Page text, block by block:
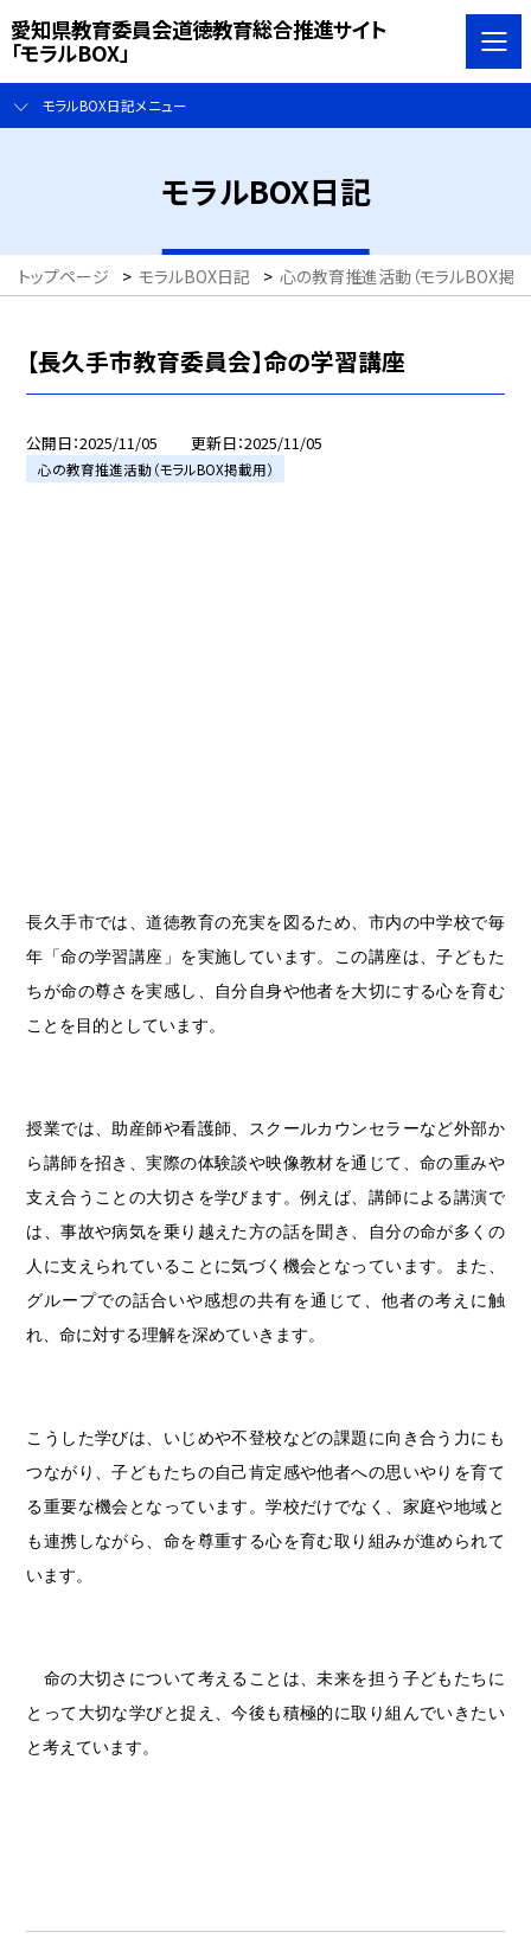
愛知県教育委員会道徳教育総合推進サイト
「モラルBOX」
モラルBOX日記メニュー
モラルBOX日記
トップページ > モラルBOX日記 > 心の教育推進活動（モラルBOX掲載
【長久手市教育委員会】命の学習講座
公開日 2025/11/05 更新日 2025/11/05
心の教育推進活動（モラルBOX掲載用）
長久手市では、道徳教育の充実を図るため、市内の中学校で毎
年「命の学習講座」を実施しています。この講座は、子どもた
ちが命の尊さを実感し、自分自身や他者を大切にする心を育む
ことを目的としています。
授業では、助産師や看護師、スクールカウンセラーなど外部か
ら講師を招き、実際の体験談や映像教材を通じて、命の重みや
支え合うことの大切さを学びます。例えば、講師による講演で
は、事故や病気を乗り越えた方の話を聞き、自分の命が多くの
人に支えられていることに気づく機会となっています。また、
グループでの話合いや感想の共有を通じて、他者の考えに触
れ、命に対する理解を深めていきます。
こうした学びは、いじめや不登校などの課題に向き合う力にも
つながり、子どもたちの自己肯定感や他者への思いやりを育て
る重要な機会となっています。学校だけでなく、家庭や地域と
も連携しながら、命を尊重する心を育む取り組みが進められて
います。
命の大切さについて考えることは、未来を担う子どもたちに
とって大切な学びと捉え、今後も積極的に取り組んでいきたい
と考えています。